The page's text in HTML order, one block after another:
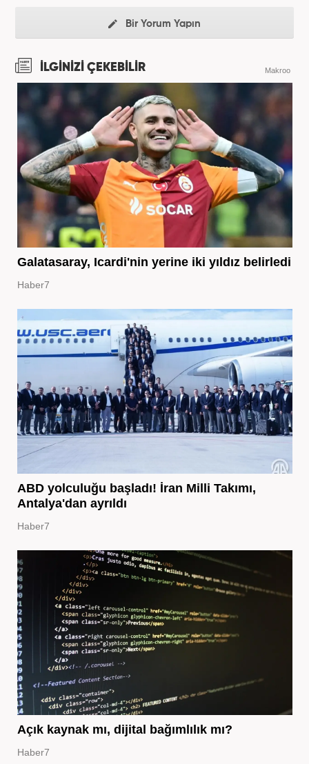
Bir Yorum Yapın
İLGİNİZİ ÇEKEBİLİR Makroo
Galatasaray, Icardi'nin yerine iki yıldız belirledi
Haber7
ABD yolculuğu başladı! İran Milli Takımı,
Antalya'dan ayrıldı
Haber7
Açık kaynak mı, dijital bağımlılık mı?
Haber7